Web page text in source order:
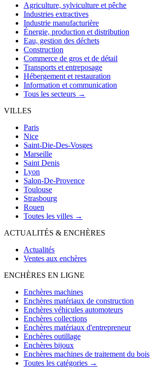
Agriculture, sylviculture et pêche
Industries extractives
Industrie manufacturière
Énergie, production et distribution
Eau, gestion des déchets
Construction
Commerce de gros et de détail
Transports et entreposage
Hébergement et restauration
Information et communication
Tous les secteurs →
VILLES
Paris
Nice
Saint-Die-Des-Vosges
Marseille
Saint Denis
Lyon
Salon-De-Provence
Toulouse
Strasbourg
Rouen
Toutes les villes →
ACTUALITÉS & ENCHÈRES
Actualités
Ventes aux enchères
ENCHÈRES EN LIGNE
Enchères machines
Enchères matériaux de construction
Enchères véhicules automoteurs
Enchères collections
Enchères matériaux d'entrepreneur
Enchères outillage
Enchères bijoux
Enchères machines de traitement du bois
Toutes les catégories →